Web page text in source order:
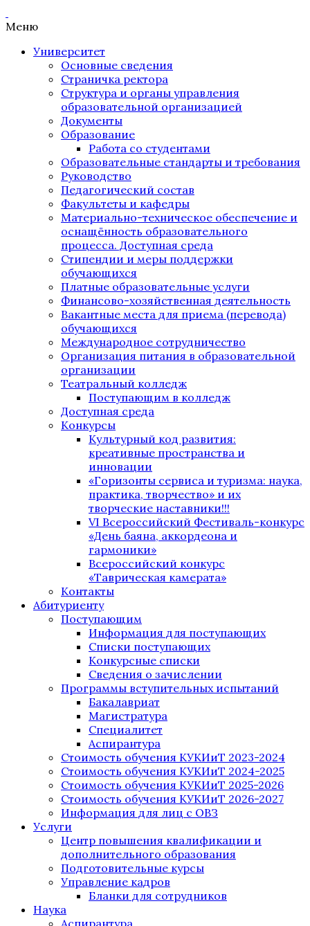
Меню
Университет
Основные сведения
Страничка ректора
Структура и органы управления
образовательной организацией
Документы
Образование
Работа со студентами
Образовательные стандарты и требования
Руководство
Педагогический состав
Факультеты и кафедры
Материально-техническое обеспечение и
оснащённость образовательного
процесса. Доступная среда
Стипендии и меры поддержки
обучающихся
Платные образовательные услуги
Финансово-хозяйственная деятельность
Вакантные места для приема (перевода)
обучающихся
Международное сотрудничество
Организация питания в образовательной
организации
Театральный колледж
Поступающим в колледж
Доступная среда
Конкурсы
Культурный код развития:
креативные пространства и
инновации
«Горизонты сервиса и туризма: наука,
практика, творчество» и их
творческие наставники!!!
VI Всероссийский Фестиваль-конкурс
«День баяна, аккордеона и
гармоники»
Всероссийский конкурс
«Таврическая камерата»
Контакты
Абитуриенту
Поступающим
Информация для поступающих
Списки поступающих
Конкурсные списки
Сведения о зачислении
Программы вступительных испытаний
Бакалавриат
Магистратура
Специалитет
Аспирантура
Стоимость обучения КУКИиТ 2023-2024
Стоимость обучения КУКИиТ 2024-2025
Стоимость обучения КУКИиТ 2025-2026
Стоимость обучения КУКИиТ 2026-2027
Информация для лиц с ОВЗ
Услуги
Центр повышения квалификации и
дополнительного образования
Подготовительные курсы
Управление кадров
Бланки для сотрудников
Наука
Аспирантура